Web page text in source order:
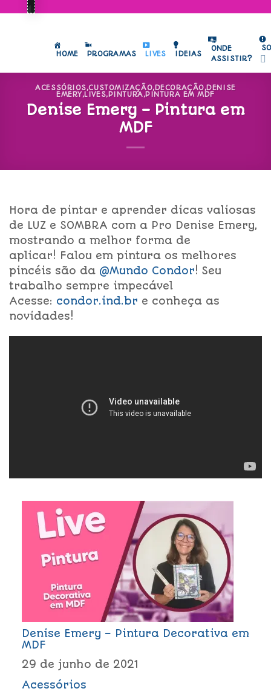
HOME PROGRAMAS LIVES IDEIAS
ONDE
ASSISTIR?
ACESSÓRIOS,CUSTOMIZAÇÃO,DECORAÇÃO,DENISE
EMERY,LIVES, PINTURA,PINTURA EM MDF
Denise Emery – Pintura em
MDF
Hora de pintar e aprender dicas valiosas
de LUZ e SOMBRA com a Pro Denise Emery,
mostrando a melhor forma de
aplicar! Falou em pintura os melhores
pincéis são da @Mundo Condor! Seu
trabalho sempre impecável
Acesse: condor.ind.br e conheça as
novidades!
Denise Emery – Pintura Decorativa em
MDF
29 de junho de 2021
Acessórios